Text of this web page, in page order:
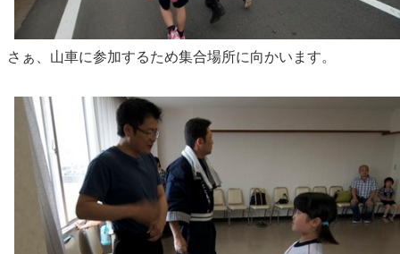
さぁ、山車に参加するため集合場所に向かいます。